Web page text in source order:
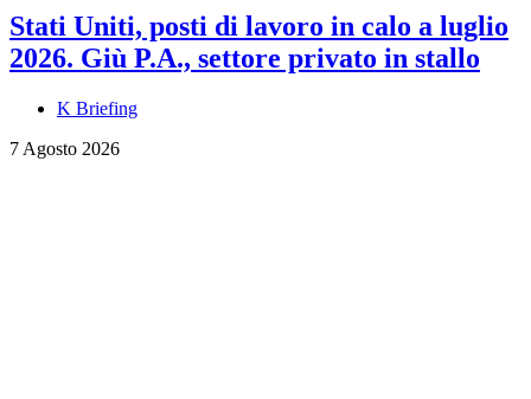
Stati Uniti, posti di lavoro in calo a luglio
2026. Giù P.A., settore privato in stallo
K Briefing
7 Agosto 2026